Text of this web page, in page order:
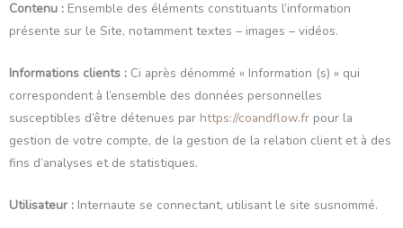
Contenu : Ensemble des éléments constituants l’information
présente sur le Site, notamment textes – images – vidéos.
Informations clients : Ci après dénommé « Information (s) » qui
correspondent à l’ensemble des données personnelles
susceptibles d’être détenues par https://coandflow.fr pour la
gestion de votre compte, de la gestion de la relation client et à des
fins d’analyses et de statistiques.
Utilisateur : Internaute se connectant, utilisant le site susnommé.